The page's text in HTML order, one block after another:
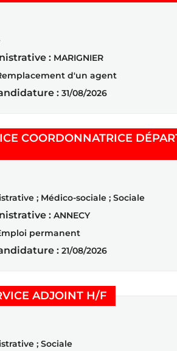
: MARIGNIER
d'un agent
: 31/08/2026
COORDONNATRICE
; Médico-sociale ; Sociale
: ANNECY
permanent
: 21/08/2026
ADJOINT H/F(Nouvelle
; Sociale